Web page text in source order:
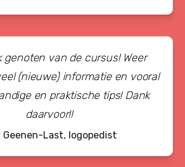
Geenen-Last, logopedist
genoten van de cursus! Weer
(nieuwe) informatie en vooral
en praktische tips! Dank
daarvoor!!